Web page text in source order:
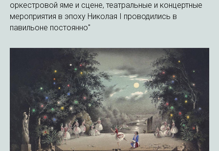
оркестровой яме и сцене, театральные и концертные
мероприятия в эпоху Николая I проводились в
павильоне постоянно"